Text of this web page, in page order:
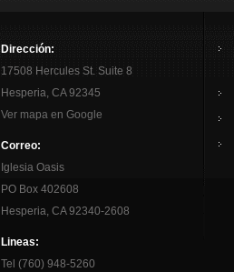
Dirección:
17508 Hercules St. Suite 8
Hesperia, CA 92345
Ver mapa en Google
Correo:
Iglesia Oasis
PO Box 402608
Hesperia, CA 92340-2608
Lineas:
Tel (760) 948-5260